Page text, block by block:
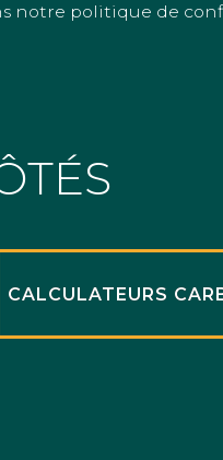
notre politique de
CALCULATEURS